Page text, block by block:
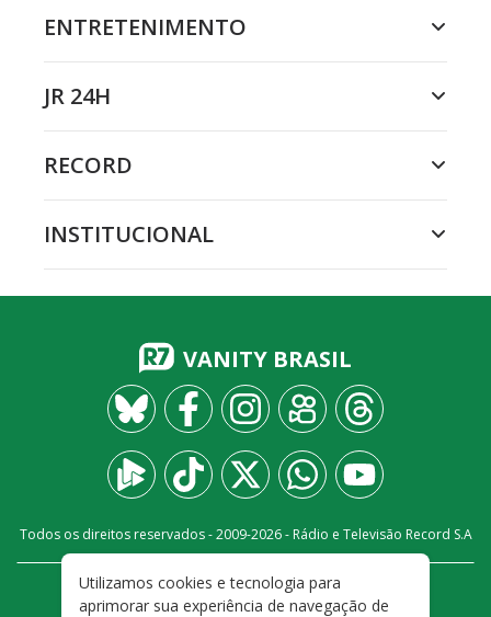
ENTRETENIMENTO
JR 24H
RECORD
INSTITUCIONAL
VANITY BRASIL
Todos os direitos reservados - 2009-2026- Rádio e Televisão Record S.A
FALE CONOSCO
PRIVACIDADE
Utilizamos cookies e tecnologia para
aprimorar sua experiência de navegação de